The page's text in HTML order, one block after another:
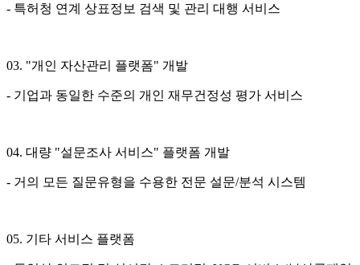
- 특허청 연계 상표정보 검색 및 관리 대행 서비스
03. "개인 자산관리 플랫폼" 개발
- 기업과 동일한 수준의 개인 재무건정성 평가 서비스
04. 대량 "설문조사 서비스" 플랫폼 개발
- 거의 모든 질문유형을 수용한 전문 설문/분석 시스템
05. 기타 서비스 플랫폼